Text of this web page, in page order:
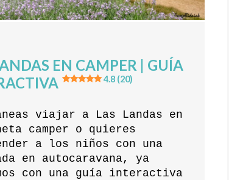
EN CAMPER | GUÍA
4.8 (20)
viajar a Las Landas en
camper o quieres
a los niños con una
en autocaravana, ya
con una guía interactiva